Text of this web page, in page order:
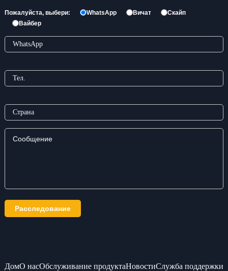
Пожалуйста, выбери: WhatsApp Вичат
Скайп
Вайбер
ДомО насОбслуживание продуктаНовостиСлужба поддержки